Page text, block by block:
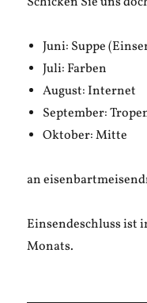
Juni: Suppe
Juli: Farben
August: Internet
September:
Oktober: Mitte
an
Einsendeschluss ist
Monats.